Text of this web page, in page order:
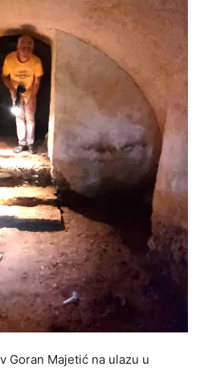
Goran Majetić na ulazu u